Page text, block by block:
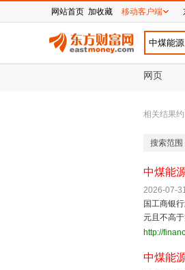
网页
相关结果约
搜索范围
中煤能
2026-07-
国工商银
元且不高
http://
中煤能
网站首页 加收藏 移动客户端